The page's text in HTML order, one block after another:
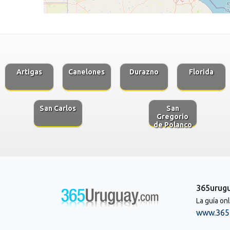
Artigas Canelones Durazno Florida
San Carlos
San
Gregorio
de Polanco
La guía